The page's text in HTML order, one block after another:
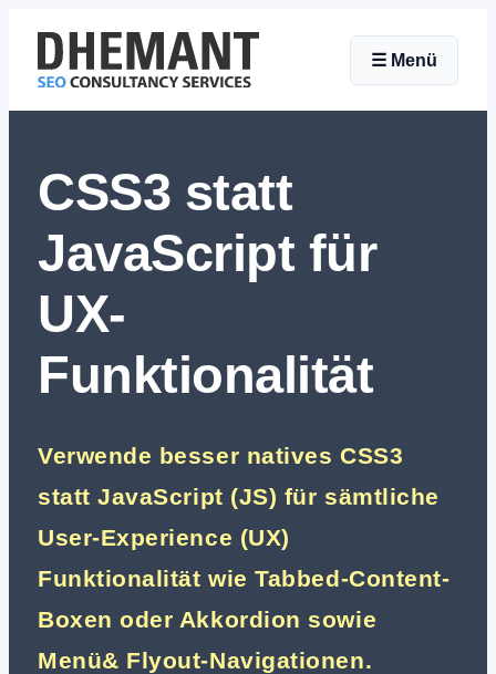
Zum
Inhalt
springen
☰ Menü
CSS3 statt
JavaScript für
UX-
Funktionalität
Verwende besser natives CSS3
statt JavaScript (JS) für sämtliche
User-Experience (UX)
Funktionalität wie Tabbed-Content-
Boxen oder Akkordion sowie
Menü& Flyout-Navigationen.